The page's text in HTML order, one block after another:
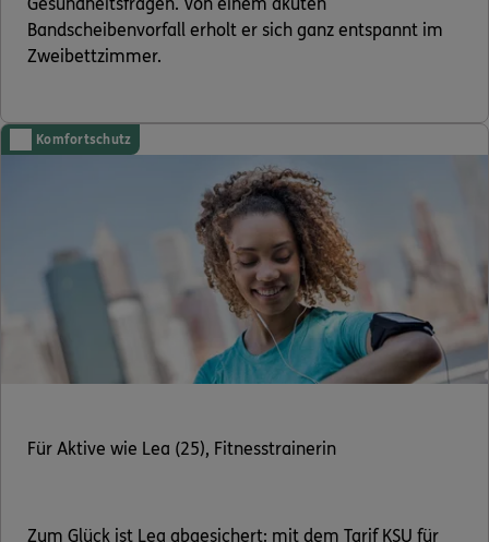
Gesundheitsfragen. Von einem akuten
Bandscheibenvorfall erholt er sich ganz entspannt im
Zweibettzimmer.
Komfortschutz
Für Aktive wie Lea (25), Fitnesstrainerin
Zum Glück ist Lea abgesichert: mit dem Tarif KSU für